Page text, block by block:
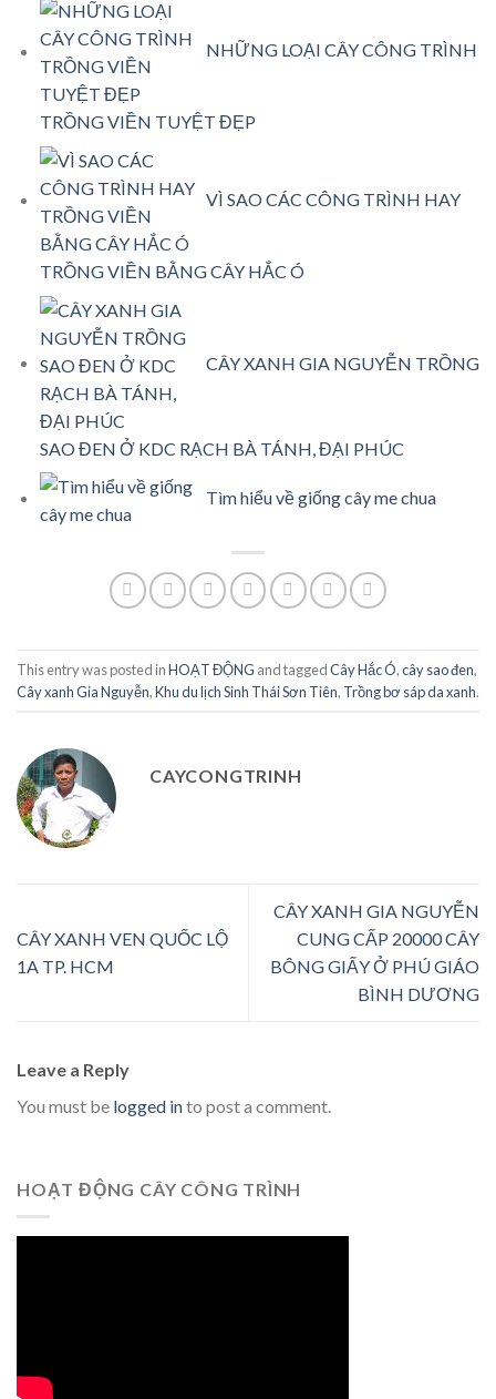
NHỮNG LOẠI CÂY CÔNG TRÌNH
TRỒNG VIỀN TUYỆT ĐẸP
VÌ SAO CÁC CÔNG TRÌNH HAY
TRỒNG VIỀN BẰNG CÂY HẮC Ó
CÂY XANH GIA NGUYỄN TRỒNG
SAO ĐEN Ở KDC RẠCH BÀ TÁNH, ĐẠI PHÚC
Tìm hiểu về giống cây me chua
This entry was posted inHOẠT ĐỘNG and taggedCây Hắc Ó,cây sao đen,
Cây xanh Gia Nguyễn,Khu du lịch Sinh Thái Sơn Tiên, Trồng bơ sáp da xanh.
CAYCONGTRINH
CÂY XANH VEN QUỐC LỘ
1A TP. HCM
CÂY XANH GIA NGUYỄN
CUNG CẤP 20000 CÂY
BÔNG GIẤY Ở PHÚ GIÁO
BÌNH DƯƠNG
Leave a Reply
You must be logged into post a comment.
HOẠT ĐỘNG CÂY CÔNG TRÌNH